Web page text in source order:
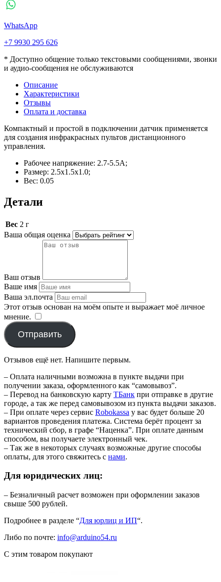
WhatsApp
+7 9930 295 626
* Доступно общение только текстовыми сообщениями, звонки
и аудио-сообщения не обслуживаются
Описание
Характеристики
Отзывы
Оплата и доставка
Компактный и простой в подключении датчик применяется
для создания инфракрасных пультов дистанционного
управления.
Рабочее напряжение: 2.7-5.5А;
Размер: 2.5х1.5х1.0;
Вес: 0.05
Детали
Вес 2 г
Ваша общая оценка
Ваш отзыв
Ваше имя
Ваша эл.почта
Этот отзыв основан на моём опыте и выражает моё личное
мнение.
Отправить
Отзывов ещё нет. Напишите первым.
– Оплата наличными возможна в пункте выдачи при
получении заказа, оформленного как “самовывоз”.
– Перевод на банковскую карту TБанк при отправке в другие
городе, а так же перед самовывозом из пункта выдачи заказов.
– При оплате через сервис Robokassa у вас будет больше 20
вариантов проведения платежа. Система берёт процент за
технический сбор, в графе “Наценка”. При оплате данным
способом, вы получаете электронный чек.
– Так же в некоторых случаях возможные другие способы
оплаты, для этого свяжитесь с нами.
Для юридических лиц:
– Безналичный расчет возможен при оформлении заказов
свыше 500 рублей.
Подробнее в разделе “Для юрлиц и ИП“.
Либо по почте: info@arduino54.ru
С этим товаром покупают